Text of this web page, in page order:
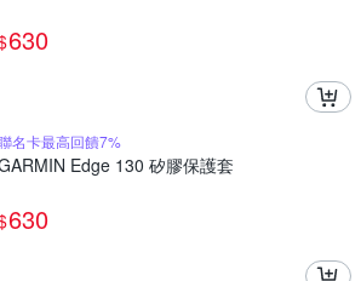
630
名卡最高回饋7%
Edge 130 矽膠保護套
630